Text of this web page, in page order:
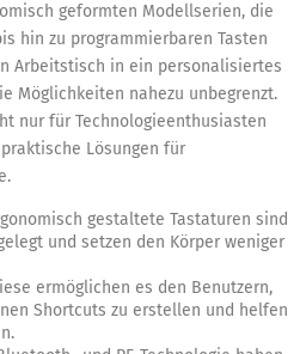
geformten Modellserien, die
hin zu programmierbaren Tasten
Arbeitstisch in ein personalisiertes
Möglichkeiten nahezu unbegrenzt.
nur für Technologieenthusiasten
Lösungen für
gestaltete Tastaturen sind
und setzen den Körper weniger
ermöglichen es den Benutzern,
Shortcuts zu erstellen und helfen